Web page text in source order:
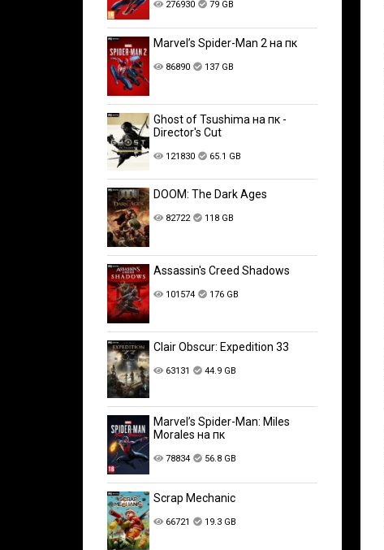
276930 79 GB
Marvel’s Spider-Man 2 на пк
86890 137 GB
Ghost of Tsushima на пк -
Director's Cut
121830 65.1 GB
DOOM: The Dark Ages
82722 118 GB
Assassin's Creed Shadows
101574 176 GB
Clair Obscur: Expedition 33
63131 44.9 GB
Marvel’s Spider-Man: Miles
Morales на пк
78834 56.8 GB
Scrap Mechanic
66721 19.3 GB